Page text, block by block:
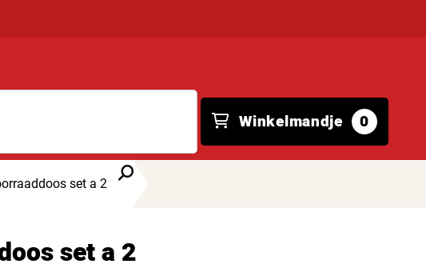
Winkelmandje 0
set a 2
set a 2